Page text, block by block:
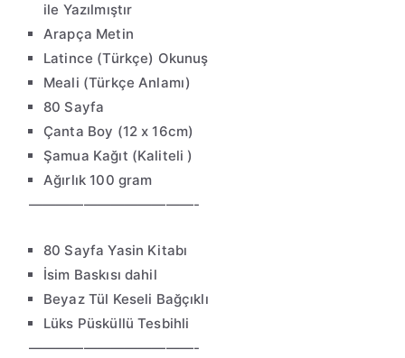
ile Yazılmıştır
Arapça Metin
Latince (Türkçe) Okunuş
Meali (Türkçe Anlamı)
80 Sayfa
Çanta Boy (12 x 16cm)
Şamua Kağıt (Kaliteli )
Ağırlık 100 gram
————————————-
80 Sayfa Yasin Kitabı
İsim Baskısı dahil
Beyaz Tül Keseli Bağçıklı
Lüks Püsküllü Tesbihli
————————————-